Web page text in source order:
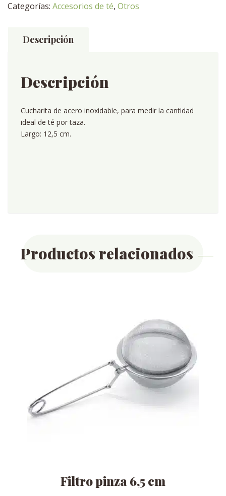
medidora
cantidad
Categorías: Accesorios de té, Otros
Descripción
Descripción
Cucharita de acero inoxidable, para medir la cantidad
ideal de té por taza.
Largo: 12,5 cm.
Productos relacionados
Filtro pinza 6,5 cm